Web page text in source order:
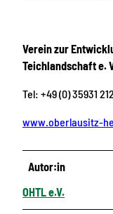
Verein zur
Teichlandschaft e.
Tel: +49 (0) 35931
www.oberlausitz-
Autor:in
OHTL e.V.